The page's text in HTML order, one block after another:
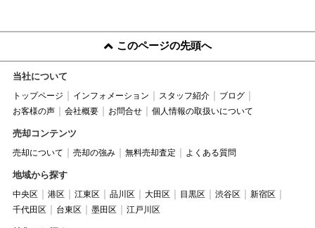
このページの先頭へ
当社について
トップページ インフォメーション スタッフ紹介
ブログ
お客様の声
会社概要 お問合せ 個人情報の取扱いについて
売却コンテンツ
売却について 売却の強み 無料売却査定 よくある質問
地域から探す
中央区 港区 江東区 品川区 大田区 目黒区 渋谷区
新宿区
千代田区
台東区 墨田区 江戸川区